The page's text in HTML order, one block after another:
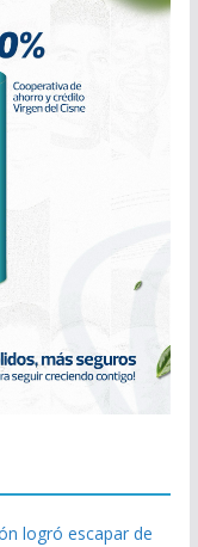
logró escapar de